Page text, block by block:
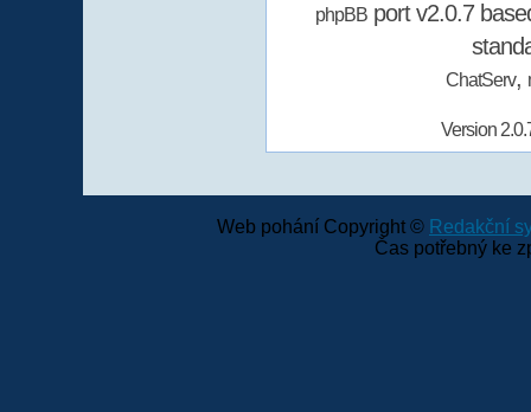
phpBBport v2.0.7
ChatServ,
Version
Web pohání Copyright © Redakční
Čas potřebný ke